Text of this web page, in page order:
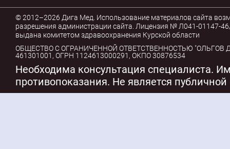
© 2012–2026 Дига Мед. Использование материалов сайта
разрешения администрации сайта. Лицензия № Л041-01147-
выдана комитетом здравоохранения Курской области
ОБЩЕСТВО С ОГРАНИЧЕННОЙ ОТВЕТСТВЕННОСТЬЮ "ОЛЬГОВ
461301001, ОГРН 1124613000291, ОКПО 30876534
Необходима консультация специалиста.
противопоказания. Не является